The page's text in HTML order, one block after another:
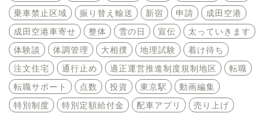
乗車禁止区域
振り替え輸送 新宿 申請
成田空港
成田空港車寄せ
整体 雪の日 宣伝
太っていきます
体験談
体調管理 大相撲 地理試験
着け待ち
注文住宅
通行止め 適正運営推進制度規制地区
転職
転職サポート
点数 投資 東京駅
動画編集
特別制度
特別定額給付金 配車アプリ
売り上げ